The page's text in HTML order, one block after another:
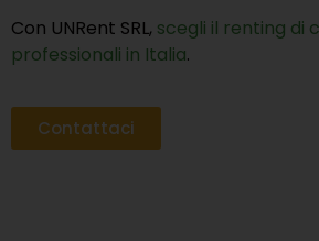
Con UNRent SRL, scegli il renting di
professionali in Italia.
Contattaci